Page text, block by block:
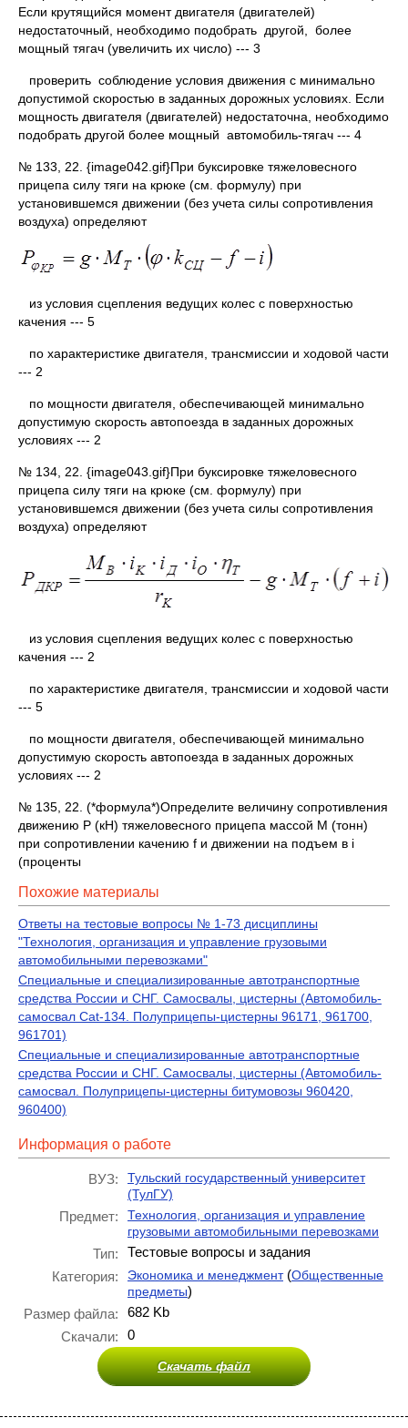
Если крутящийся момент двигателя (двигателей)
недостаточный, необходимо подобрать другой, более
мощный тягач (увеличить их число) --- 3
проверить соблюдение условия движения с минимально
допустимой скоростью в заданных дорожных условиях. Если
мощность двигателя (двигателей) недостаточна, необходимо
подобрать другой более мощный автомобиль-тягач --- 4
№ 133, 22. {image042.gif}При буксировке тяжеловесного
прицепа силу тяги на крюке (см. формулу) при
установившемся движении (без учета силы сопротивления
воздуха) определяют
из условия сцепления ведущих колес с поверхностью
качения --- 5
по характеристике двигателя, трансмиссии и ходовой части
--- 2
по мощности двигателя, обеспечивающей минимально
допустимую скорость автопоезда в заданных дорожных
условиях --- 2
№ 134, 22. {image043.gif}При буксировке тяжеловесного
прицепа силу тяги на крюке (см. формулу) при
установившемся движении (без учета силы сопротивления
воздуха) определяют
из условия сцепления ведущих колес с поверхностью
качения --- 2
по характеристике двигателя, трансмиссии и ходовой части
--- 5
по мощности двигателя, обеспечивающей минимально
допустимую скорость автопоезда в заданных дорожных
условиях --- 2
№ 135, 22. (*формула*)Определите величину сопротивления
движению Р (кН) тяжеловесного прицепа массой М (тонн)
при сопротивлении качению f и движении на подъем в i
(проценты
Похожие материалы
Ответы на тестовые вопросы № 1-73 дисциплины
"Технология, организация и управление грузовыми
автомобильными перевозками"
Специальные и специализированные автотранспортные
средства России и СНГ. Самосвалы, цистерны (Автомобиль-
самосвал Cat-134. Полуприцепы-цистерны 96171, 961700,
961701)
Специальные и специализированные автотранспортные
средства России и СНГ. Самосвалы, цистерны (Автомобиль-
самосвал. Полуприцепы-цистерны битумовозы 960420,
960400)
Информация о работе
ВУЗ:
Тульский государственный университет
(ТулГУ)
Предмет:
Технология, организация и управление
грузовыми автомобильными перевозками
Тип:
Тестовые вопросы и задания
Категория:
Экономика и менеджмент(Общественные
предметы)
Размер файла:
682 Kb
Скачали:
0
Скачать файл